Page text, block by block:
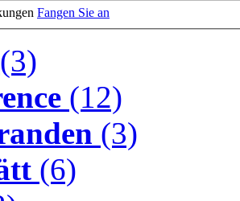
Fangen Sie an
(3)
(12)
(3)
(6)